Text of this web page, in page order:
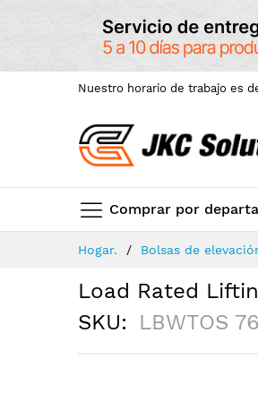
Nuestro horario de trabajo es
Comprar por
Hogar. Bolsas de
Load Rated
SKU
LBWTOS